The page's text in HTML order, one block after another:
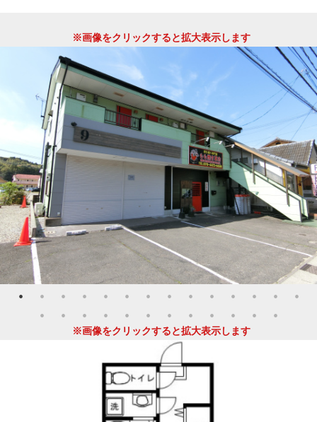
※画像をクリックすると拡大表示します
※画像をクリックすると拡大表示します